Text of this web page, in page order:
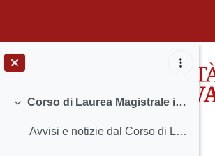
Replier
Corso di Laurea Magistrale in Lettere classiche e Storia antica
Avvisi e notizie dal Corso di Laurea Insegnamenti...